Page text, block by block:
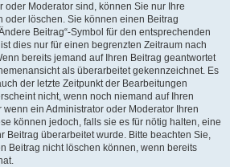
oder Moderator sind, können Sie nur Ihre
oder löschen. Sie können einen Beitrag
Beitrag“-Symbol für den entsprechenden
dies nur für einen begrenzten Zeitraum nach
bereits jemand auf Ihren Beitrag geantwortet
als überarbeitet gekennzeichnet. Es
der letzte Zeitpunkt der Bearbeitungen
nicht, wenn noch niemand auf Ihren
wenn ein Administrator oder Moderator Ihren
können jedoch, falls sie es für nötig halten, eine
Beitrag überarbeitet wurde. Bitte beachten Sie,
Beitrag nicht löschen können, wenn bereits